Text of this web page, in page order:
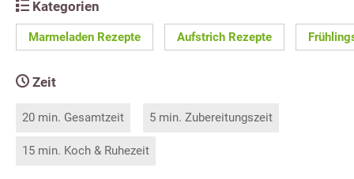
Kategorien
Marmeladen Rezepte Aufstrich Rezepte
Zeit
20 min. Gesamtzeit 5 min. Zubereitungszeit
15 min. Koch & Ruhezeit